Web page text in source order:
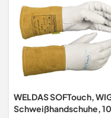
WELDAS SOFTouch,
Schweißhandschuhe,